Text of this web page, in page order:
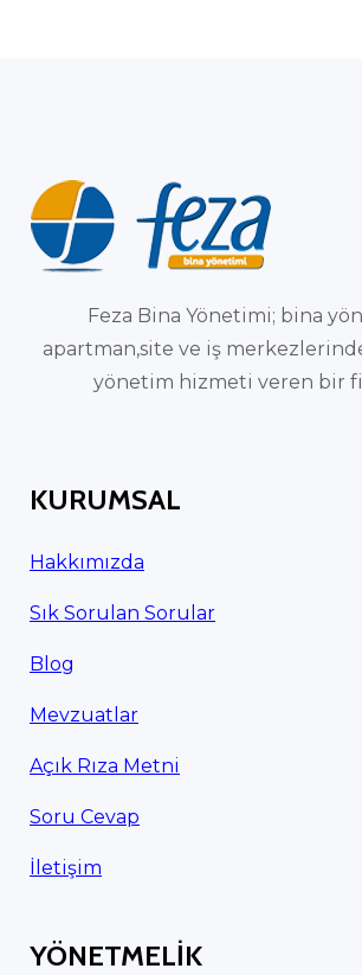
Feza Bina Yönetimi; bina
apartman,site ve iş
yönetim hizmeti veren bir
KURUMSAL
Hakkımızda
Sık Sorulan Sorular
Blog
Mevzuatlar
Açık Rıza Metni
Soru Cevap
İletişim
YÖNETMELİK